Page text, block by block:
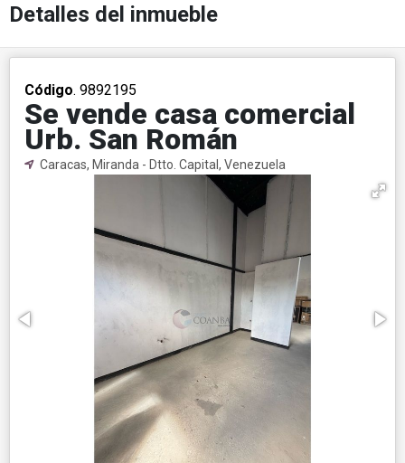
Detalles del inmueble
Código. 9892195
Se vende casa comercial
Urb. San Román
Caracas, Miranda - Dtto. Capital, Venezuela